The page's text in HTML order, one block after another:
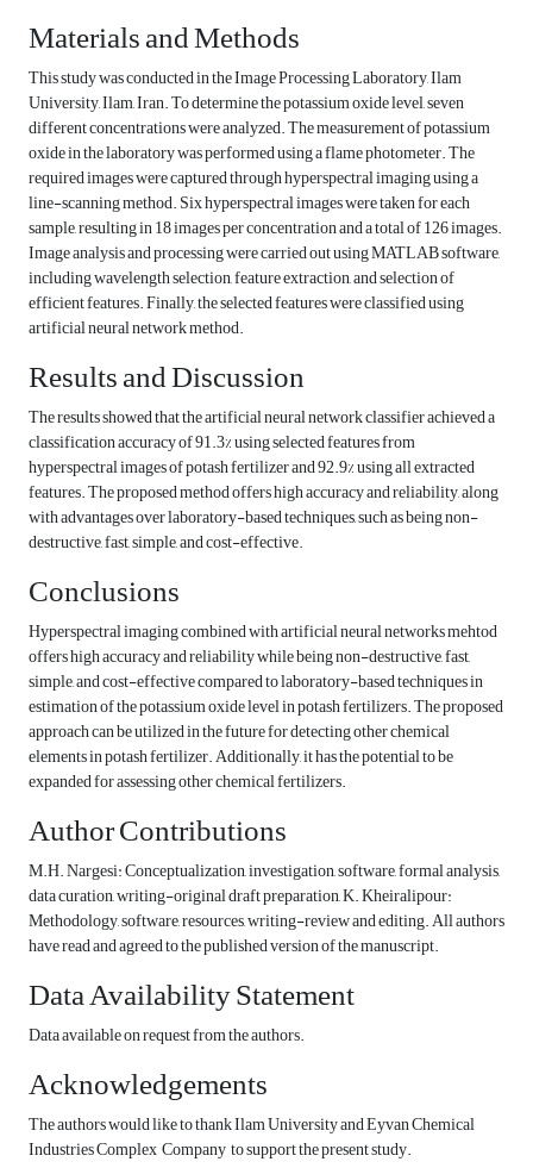
Materials and Methods
This study was conducted in the Image Processing Laboratory, Ilam
University, Ilam, Iran. To determine the potassium oxide level, seven
different concentrations were analyzed. The measurement of potassium
oxide in the laboratory was performed using a flame photometer. The
required images were captured through hyperspectral imaging using a
line-scanning method. Six hyperspectral images were taken for each
sample, resulting in 18 images per concentration and a total of 126 images.
Image analysis and processing were carried out using MATLAB software,
including wavelength selection, feature extraction, and selection of
efficient features. Finally, the selected features were classified using
artificial neural network method.
Results and Discussion
The results showed that the artificial neural network classifier achieved a
classification accuracy of 91.3% using selected features from
hyperspectral images of potash fertilizer and 92.9% using all extracted
features. The proposed method offers high accuracy and reliability, along
with advantages over laboratory-based techniques, such as being non-
destructive, fast, simple, and cost-effective.
Conclusions
Hyperspectral imaging combined with artificial neural networks mehtod
offers high accuracy and reliability while being non-destructive, fast,
simple, and cost-effective compared to laboratory-based techniques in
estimation of the potassium oxide level in potash fertilizers. The proposed
approach can be utilized in the future for detecting other chemical
elements in potash fertilizer. Additionally, it has the potential to be
expanded for assessing other chemical fertilizers.
Author Contributions
M.H. Nargesi: Conceptualization, investigation, software, formal analysis,
data curation, writing-original draft preparation, K. Kheiralipour:
Methodology, software, resources, writing-review and editing. All authors
have read and agreed to the published version of the manuscript.
Data Availability Statement
Data available on request from the authors.
Acknowledgements
The authors would like to thank Ilam University and Eyvan Chemical
Industries Complex Company to support the present study.